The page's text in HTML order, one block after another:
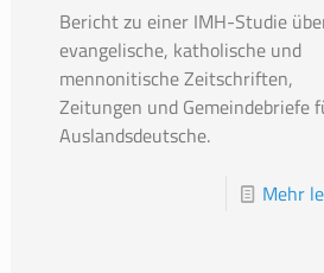
Bericht zu einer IMH-Studie
evangelische, katholische und
mennonitische Zeitschriften,
Zeitungen und Gemeindebriefe
Auslandsdeutsche.
Mehr